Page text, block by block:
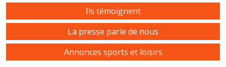
Ils témoignent
La presse parle de nous
Annonces sports et loisirs